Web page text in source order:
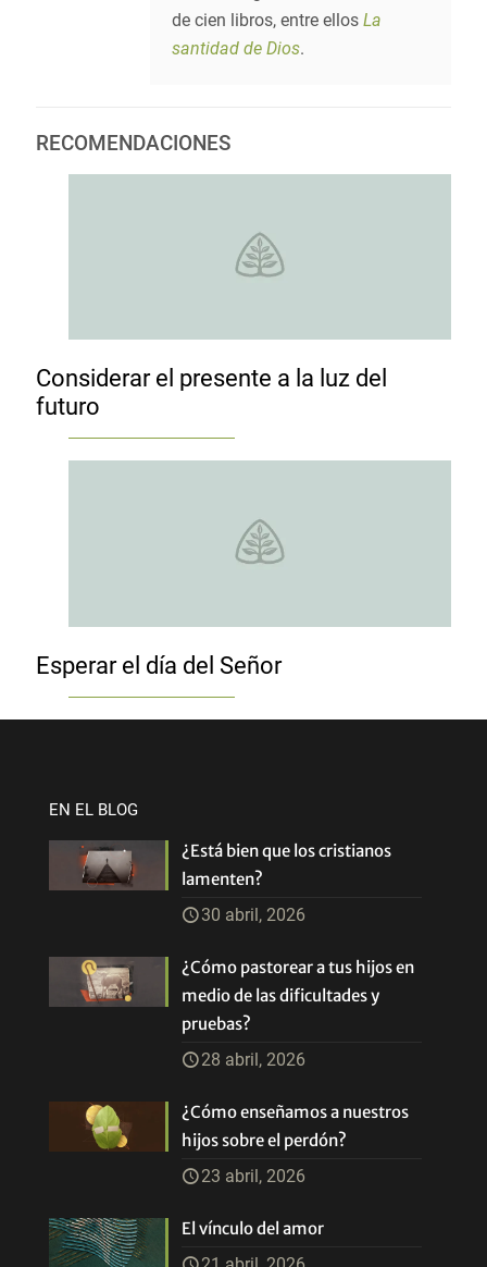
de cien libros, entre ellos La
santidad de Dios.
RECOMENDACIONES
Considerar el presente a la luz del
futuro
Esperar el día del Señor
EN EL BLOG
¿Está bien que los cristianos
lamenten?
30 abril, 2026
¿Cómo pastorear a tus hijos en
medio de las dificultades y
pruebas?
28 abril, 2026
¿Cómo enseñamos a nuestros
hijos sobre el perdón?
23 abril, 2026
El vínculo del amor